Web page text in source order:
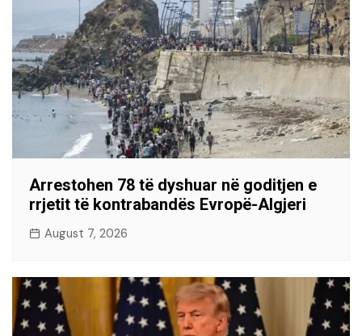
Arrestohen 78 të dyshuar në goditjen e
rrjetit të kontrabandës Evropë-Algjeri
August 7, 2026